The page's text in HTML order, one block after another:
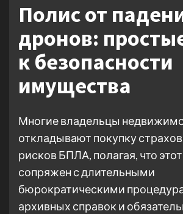
Полис от
дронов:
к безопасности
имущества
Многие владельцы
откладывают покупку
рисков БПЛА, полагая, что
сопряжен с длительными
бюрократическими
архивных справок и